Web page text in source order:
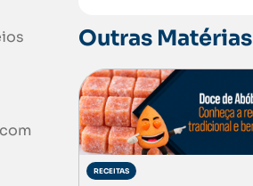
Outras Matérias
RECEITAS